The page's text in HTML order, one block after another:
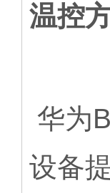
温控
华为
设备